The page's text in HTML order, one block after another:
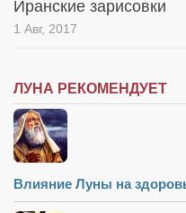
Иранские зарисовки
1 Авг, 2017
ЛУНА РЕКОМЕНДУЕТ
Влияние Луны на